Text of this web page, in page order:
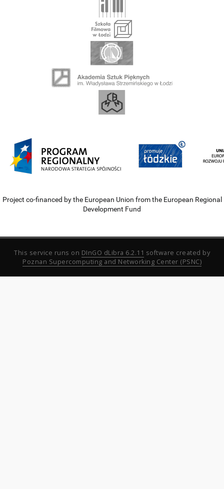
Project co-financed by the European Union from the European Regional
Development Fund
This service runs on DInGO dLibra 6.2.11 software created by
Poznan Supercomputing and Networking Center (PSNC)